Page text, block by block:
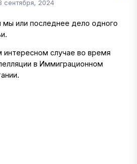
сентября, 2024
или последнее дело одного
случае во время
в Иммиграционном